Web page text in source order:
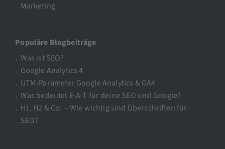
Marketing
Populäre Blogbeiträge
Was ist SEO?
Google Analytics 4
UTM-Parameter Google Analytics & GA4
Was bedeutet E-A-T für deine SEO und Google?
H1, H2 & Co! – Wie wichtig sind Überschriften für
SEO?